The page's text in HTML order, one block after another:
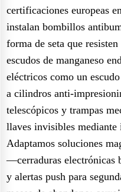
certificaciones europeas
instalan bombillos
forma de seta que
escudos de manganeso
eléctricos como un
a cilindros anti-
telescópicos y trampas
llaves invisibles mediante
Adaptamos soluciones
—cerraduras electrónicas
y alertas push para